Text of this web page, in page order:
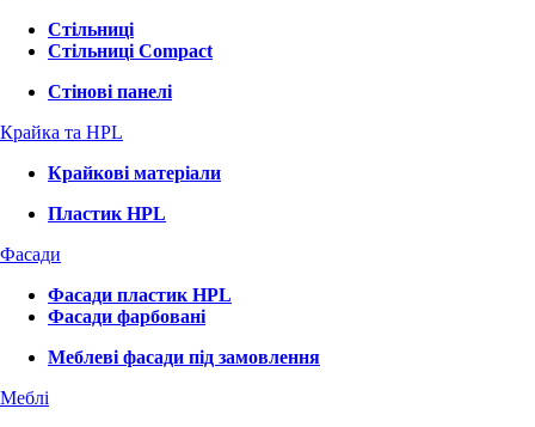
Стільниці
Стільниці Compact
Стінові панелі
Крайка та HPL
Крайкові матеріали
Пластик HPL
Фасади
Фасади пластик HPL
Фасади фарбовані
Меблеві фасади під замовлення
Меблі